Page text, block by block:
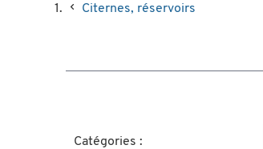
Citernes, réservoirs
Catégories :